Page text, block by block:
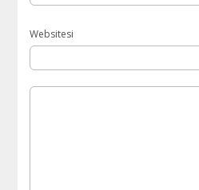
Websitesi